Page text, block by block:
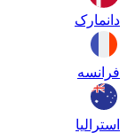
دانمارک
فرانسه
استرالیا